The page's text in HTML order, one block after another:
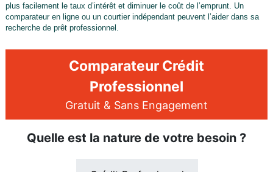
plus facilement le taux d’intérêt et diminuer le coût de l’emprunt. Un
comparateur en ligne ou un courtier indépendant peuvent l’aider dans sa
recherche de prêt professionnel.